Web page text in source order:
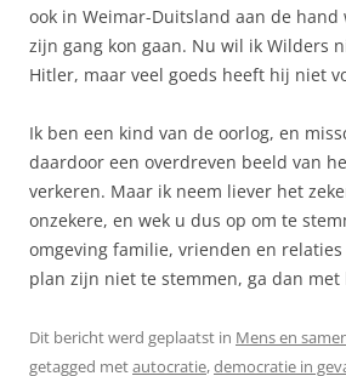
ook in Weimar-Duitsland aan de
zijn gang kon gaan. Nu wil ik Wilders
Hitler, maar veel goeds heeft hij niet
Ik ben een kind van de oorlog, en
daardoor een overdreven beeld van
verkeren. Maar ik neem liever het
onzekere, en wek u dus op om te
omgeving familie, vrienden en
plan zijn niet te stemmen, ga dan met
Dit bericht werd geplaatst in Mens en
getagged metautocratie,democratie in